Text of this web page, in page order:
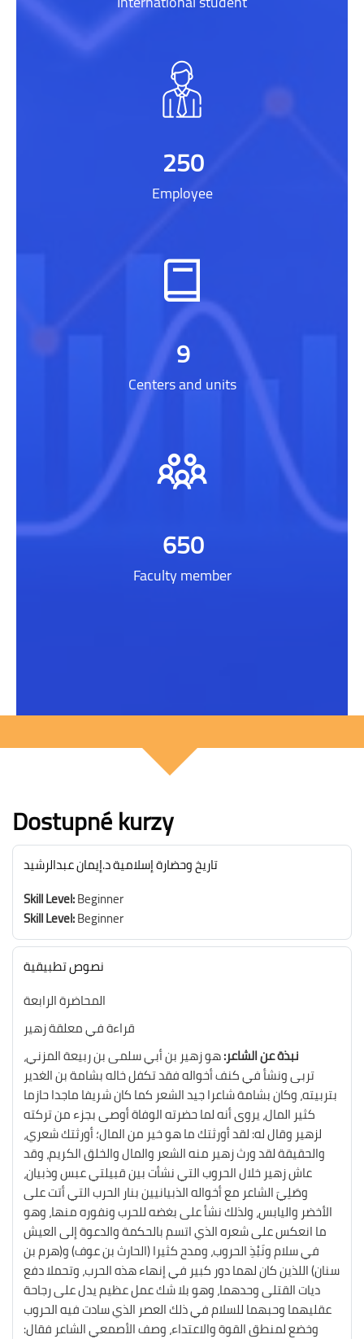
250
Employee
9
Centers and units
650
Faculty member
Bloky
Dostupné kurzy
تاريخ وحضارة إسلامية د.إيمان عبدالرشيد
Skill Level:Beginner
Skill Level:Beginner
نصوص تطبيقية
المحاضرة الرابعة
قراءة في معلقة زهير
نبذة عن الشاعر:هو زهير بن أبي سلمى بن ربيعة المزني،
تربى ونشأ في كنف أخواله فقد تكفل خاله بشامة بن الغدير
بتربيته، وكان بشامة شاعرا جيد الشعر كما كان شريفا ماجدا حازما
كثير المال، يروى أنه لما حضرته الوفاة أوصى بجزء من تركته
لزهير وقال له: لقد أورثتك ما هو خير من المال؛ أورثتك شعري،
والحقيقة لقد ورث زهير منه الشعر والمال والخلق الكريم، وقد
عاش زهير خلال الحروب التي نشأت بين قبيلتي عبس وذبيان،
وصَلِيَ الشاعر مع أخواله الذبيانيين بنار الحرب التي أتت على
الأخضر واليابس، ولذلك نشأ على بغضه للحرب ونفوره منها، وهو
ما انعكس على شعره الذي اتسم بالحكمة والدعوة إلى العيش
في سلام ونَبْذِ الحروب، ومدح كثيرا (الحارث بن عوف) و(هرم بن
سنان) اللذين كان لهما دور كبير في إنهاء هذه الحرب، وتحملا دفع
ديات القتلى وحدهما، وهو بلا شك عمل عظيم يدل على رجاحة
عقليهما وحبهما للسلام في ذلك العصر الذي سادت فيه الحروب
وخضع لمنطق القوة والاعتداء، وصف الأصمعي الشاعر فقال: